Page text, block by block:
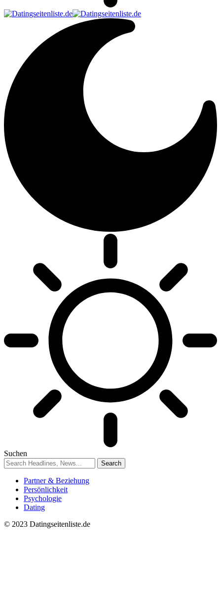
Suchen
Partner & Beziehung
Persönlichkeit
Psychologie
Dating
© 2023 Datingseitenliste.de